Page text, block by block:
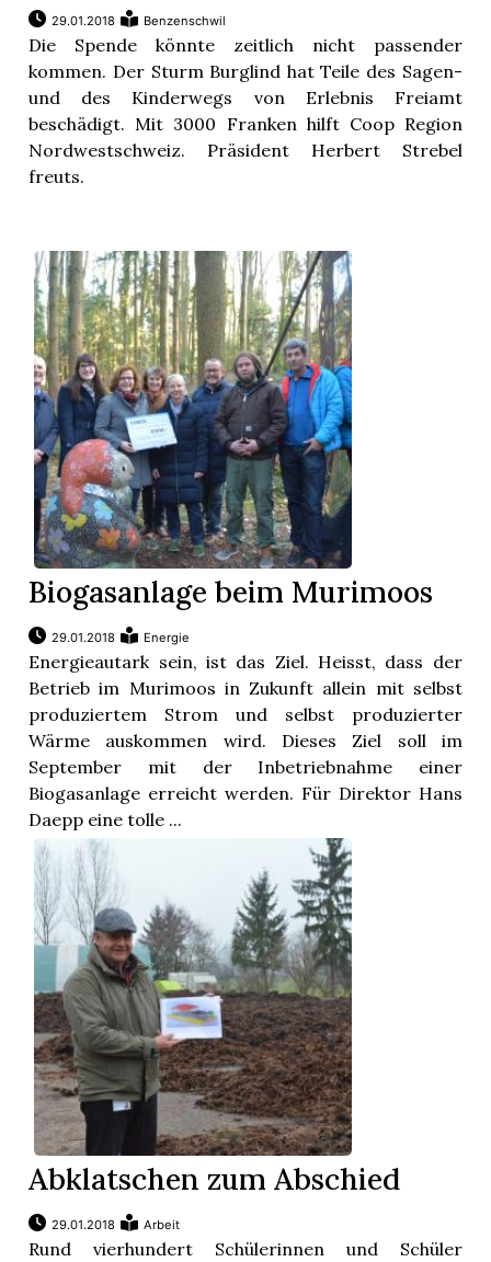
29.01.2018 Benzenschwil
Die Spende könnte zeitlich nicht passender
kommen. Der Sturm Burglind hat Teile des Sagen-
und des Kinderwegs von Erlebnis Freiamt
beschädigt. Mit 3000 Franken hilft Coop Region
Nordwestschweiz. Präsident Herbert Strebel
freuts.
Biogasanlage beim Murimoos
29.01.2018 Energie
Energieautark sein, ist das Ziel. Heisst, dass der
Betrieb im Murimoos in Zukunft allein mit selbst
produziertem Strom und selbst produzierter
Wärme auskommen wird. Dieses Ziel soll im
September mit der Inbetriebnahme einer
Biogasanlage erreicht werden. Für Direktor Hans
Daepp eine tolle ...
Abklatschen zum Abschied
29.01.2018 Arbeit
Rund vierhundert Schülerinnen und Schüler